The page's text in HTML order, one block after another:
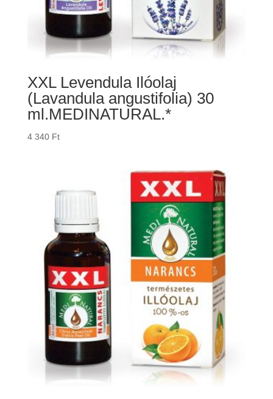
XXL Levendula Ilóolaj
(Lavandula angustifolia) 30
ml.MEDINATURAL.*
4 340 Ft